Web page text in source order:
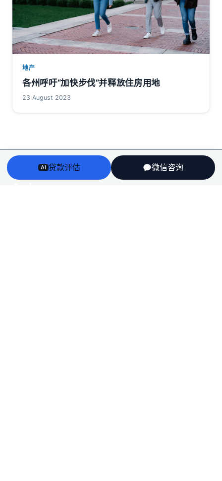
地产
各州呼吁“加快步伐”并释放住房用地
23 August 2023
AI 贷款评估 微信咨询